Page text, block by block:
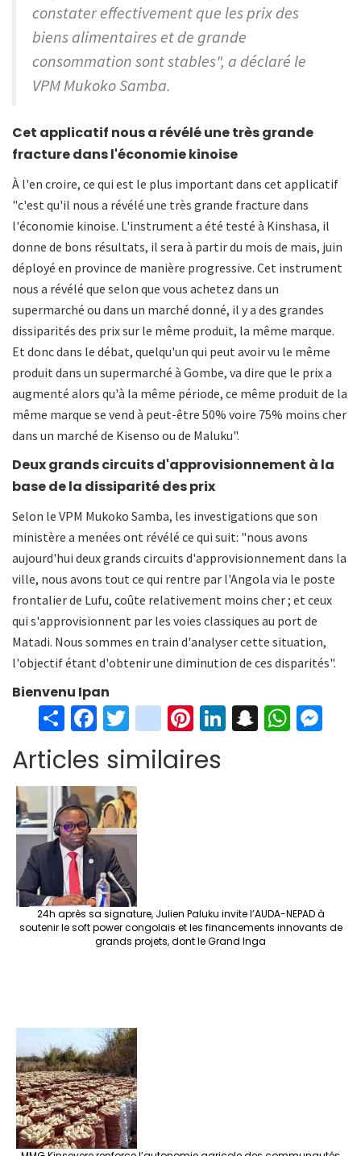
constater effectivement que les prix des
biens alimentaires et de grande
consommation sont stables", a déclaré le
VPM Mukoko Samba.
Cet applicatif nous a révélé une très grande
fracture dans l'économie kinoise
À l'en croire, ce qui est le plus important dans cet applicatif
"c'est qu'il nous a révélé une très grande fracture dans
l'économie kinoise. L'instrument a été testé à Kinshasa, il
donne de bons résultats, il sera à partir du mois de mais, juin
déployé en province de manière progressive. Cet instrument
nous a révélé que selon que vous achetez dans un
supermarché ou dans un marché donné, il y a des grandes
dissiparités des prix sur le même produit, la même marque.
Et donc dans le débat, quelqu'un qui peut avoir vu le même
produit dans un supermarché à Gombe, va dire que le prix a
augmenté alors qu'à la même période, ce même produit de la
même marque se vend à peut-être 50% voire 75% moins cher
dans un marché de Kisenso ou de Maluku".
Deux grands circuits d'approvisionnement à la
base de la dissiparité des prix
Selon le VPM Mukoko Samba, les investigations que son
ministère a menées ont révélé ce qui suit: "nous avons
aujourd'hui deux grands circuits d'approvisionnement dans la
ville, nous avons tout ce qui rentre par l'Angola via le poste
frontalier de Lufu, coûte relativement moins cher ; et ceux
qui s'approvisionnent par les voies classiques au port de
Matadi. Nous sommes en train d'analyser cette situation,
l'objectif étant d'obtenir une diminution de ces disparités".
Bienvenu Ipan
S
h
ar
e
Fa
ce
b
o
o
k
T
wi
tt
er
in
st
ag
Pi
er
Li S W
Articles similaires
24h après sa signature, Julien Paluku invite l’AUDA-NEPAD à
soutenir le soft power congolais et les financements innovants de
grands projets, dont le Grand Inga